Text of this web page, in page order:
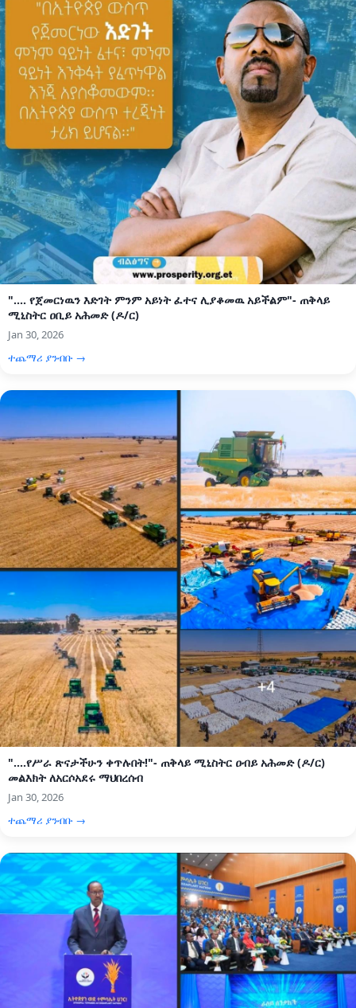
".... የጀመርነዉን እድገት ምንም አይነት ፈተና ሊያቆመዉ አይችልም"- ጠቅላይ
ሚኒስትር ዐቢይ አሕመድ (ዶ/ር)
Jan 30, 2026
ተጨማሪ ያንብቡ →
"....የሥራ ጽናታችሁን ቀጥሉበት!"- ጠቅላይ ሚኒስትር ዐብይ አሕመድ (ዶ/ር)
መልእክት ለአርሶአደሩ ማህበረሰብ
Jan 30, 2026
ተጨማሪ ያንብቡ →